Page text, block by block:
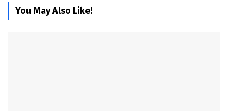
You May Also Like!